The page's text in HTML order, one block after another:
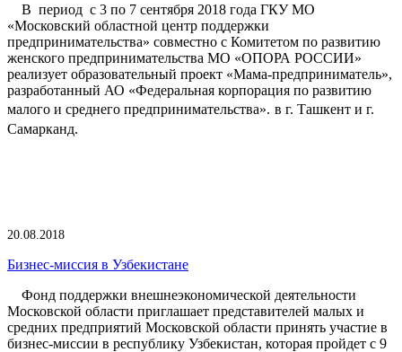
В период с 3 по 7 сентября 2018 года ГКУ МО
«Московский областной центр поддержки
предпринимательства» совместно с Комитетом по развитию
женского предпринимательства МО «ОПОРА РОССИИ»
реализует образовательный проект «Мама-предприниматель»,
разработанный АО «Федеральная корпорация по развитию
малого и среднего предпринимательства». в г. Ташкент и г.
Самарканд.
20.08.2018
Бизнес-миссия в Узбекистане
Фонд поддержки внешнеэкономической деятельности
Московской области приглашает представителей малых и
средних предприятий Московской области принять участие в
бизнес-миссии в республику Узбекистан, которая пройдет с 9